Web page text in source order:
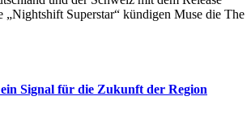
„Nightshift Superstar“ kündigen Muse die The
Signal für die Zukunft der Region